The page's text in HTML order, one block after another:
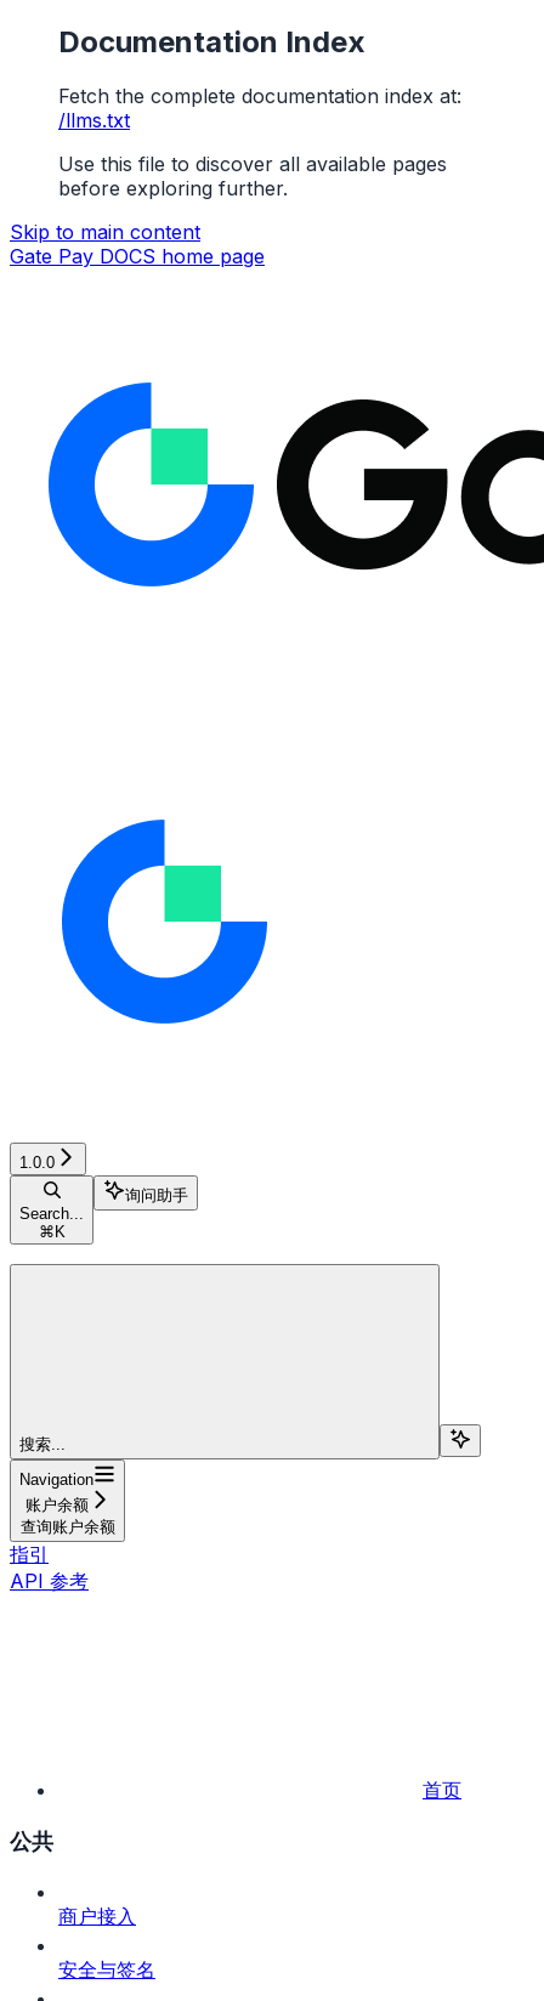
Documentation Index
Fetch the complete documentation index at:
/llms.txt
Use this file to discover all available pages
before exploring further.
Skip to main content
Gate Pay DOCS home page
1.0.0
Search...
⌘ K
询问助手
搜索...
Navigation
账户余额
查询账户余额
指引
API 参考
首页
公共
商户接入
安全与签名